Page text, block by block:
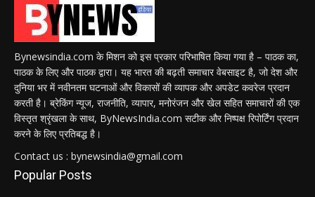
Bynewsindia.com के मिशन को इस प्रकार परिभाषित किया गया है – पाठक का,
पाठक के लिए और पाठक द्वारा। यह भारत की बढ़ती समाचार वेबसाइट है, जो देश और
दुनिया भर में नवीनतम घटनाओं और विकासों की व्यापक और अपडेट कवरेज प्रदान
करती है। ब्रेकिंग न्यूज, राजनीति, व्यापार, मनोरंजन और खेल सहित समाचारों की एक
विस्तृत श्रृंखला के साथ, ByNewsIndia.com सटीक और निष्पक्ष रिपोर्टिंग प्रदान
करने के लिए प्रतिबद्ध है।
Contact us : bynewsindia@gmail.com
Popular Posts